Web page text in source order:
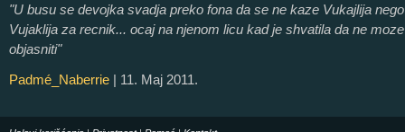
"U busu se devojka svadja preko fona da se ne kaze Vukajlija nego
Vujaklija za recnik... ocaj na njenom licu kad je shvatila da ne moze
objasniti"
Padmé_Naberrie | 11. Maj 2011.